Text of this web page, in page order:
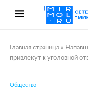
Главная страница »
привлекут к уголовной
Общество